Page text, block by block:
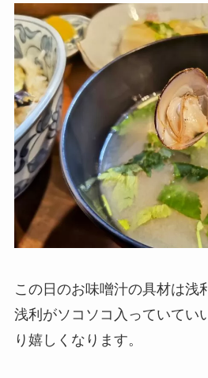
この日のお味噌汁の具材は浅
浅利がソコソコ入っていてい
り嬉しくなります。